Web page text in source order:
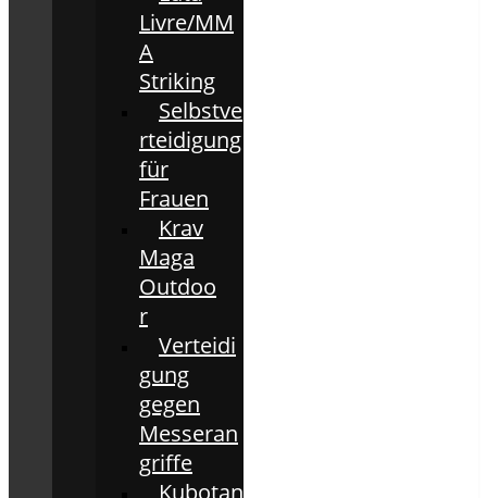
Livre/MM
A
Striking
Selbstve
rteidigung
für
Frauen
Krav
Maga
Outdoo
r
Verteidi
gung
gegen
Messeran
griffe
Kubotan